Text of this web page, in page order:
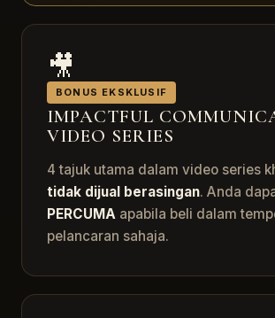
🎥
BONUS EKSKLUSIF
IMPACTFUL
VIDEO SERIES
4 tajuk utama dalam video series
tidak dijual berasingan. Anda
PERCUMA apabila beli dalam
pelancaran sahaja.